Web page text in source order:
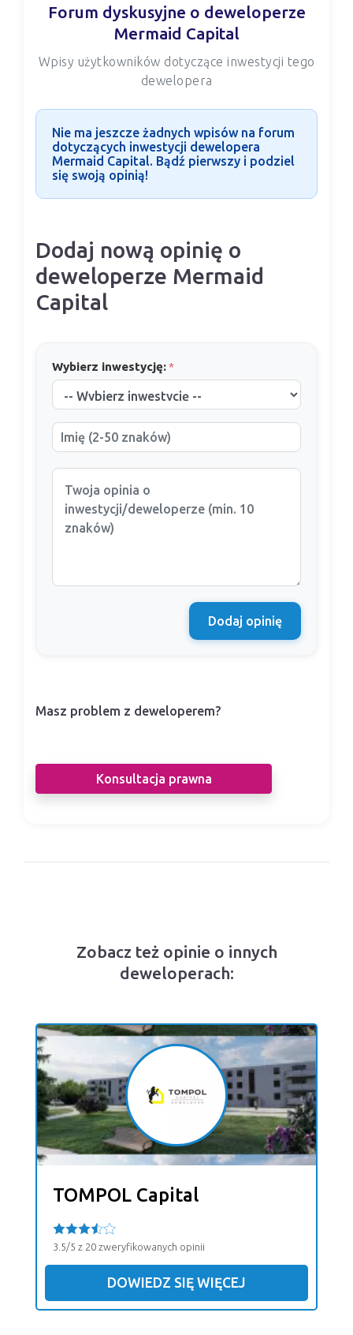
Forum dyskusyjne o deweloperze
Mermaid Capital
Wpisy użytkowników dotyczące inwestycji tego
dewelopera
Nie ma jeszcze żadnych wpisów na forum
dotyczących inwestycji dewelopera
Mermaid Capital. Bądź pierwszy i podziel
się swoją opinią!
Dodaj nową opinię o
deweloperze Mermaid
Capital
Wybierz inwestycję:*
Dodaj opinię
Masz problem z deweloperem?
Konsultacja prawna
Zobacz też opinie o innych
deweloperach:
TOMPOL Capital
3.5/5 z 20 zweryfikowanych opinii
DOWIEDZ SIĘ WIĘCEJ